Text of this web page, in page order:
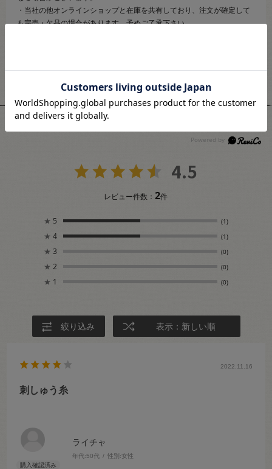
・当社の他オンラインショップと在庫を共有しており、注文が確定して
も完売・欠品の場合があります。予めご了承下さい。
ユーザーレビュー
4.5
レビュー件数：2件
★ 5 (1)
★ 4 (1)
★ 3 (0)
★ 2 (0)
★ 1 (0)
絞り込み 表示：新しい順
ライチャ
年代:50代 性別:女性
2022.11.16
刺しゅう糸